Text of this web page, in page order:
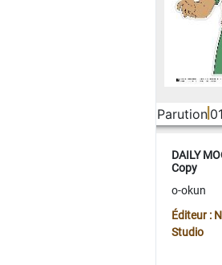
Parution
DAILY
Copy
o-okun
Éditeur :
Studio